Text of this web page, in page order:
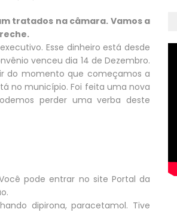
tratados na câmara. Vamos a
Esse dinheiro está desde
venceu dia 14 de Dezembro.
do momento que começamos a
no município. Foi feita uma nova
perder uma verba deste
pode entrar no site Portal da
dipirona, paracetamol. Tive